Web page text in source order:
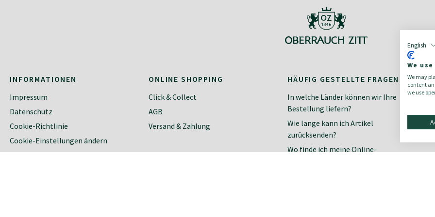
English
We
We may
content
we use
INFORMATIONEN
Impressum
Datenschutz
Cookie-Richtlinie
Cookie-Einstellungen ändern
ONLINE SHOPPING
Click & Collect
AGB
Versand & Zahlung
HÄUFIG GESTELLTE FRAGEN
In welche Länder können wir Ihre
Bestellung liefern?
Wie lange kann ich Artikel
zurücksenden?
Wo finde ich meine Online-